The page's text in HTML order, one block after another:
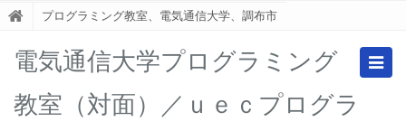
プログラミング教室、電気通信大学、調布市
電気通信大学プログラミング
教室（対面）／ｕｅｃプログラ